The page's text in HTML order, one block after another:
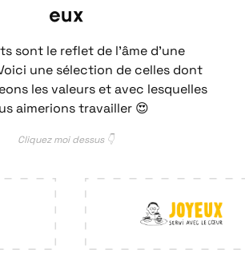
eux
sont le reflet de l’âme d’une
une sélection de celles dont
les valeurs et avec lesquelles
aimerions travailler 😍
Cliquez moi dessus 👇